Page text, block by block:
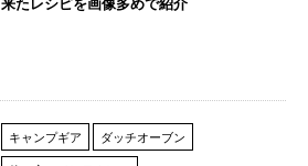
キャンプギア
ダッチオーブン